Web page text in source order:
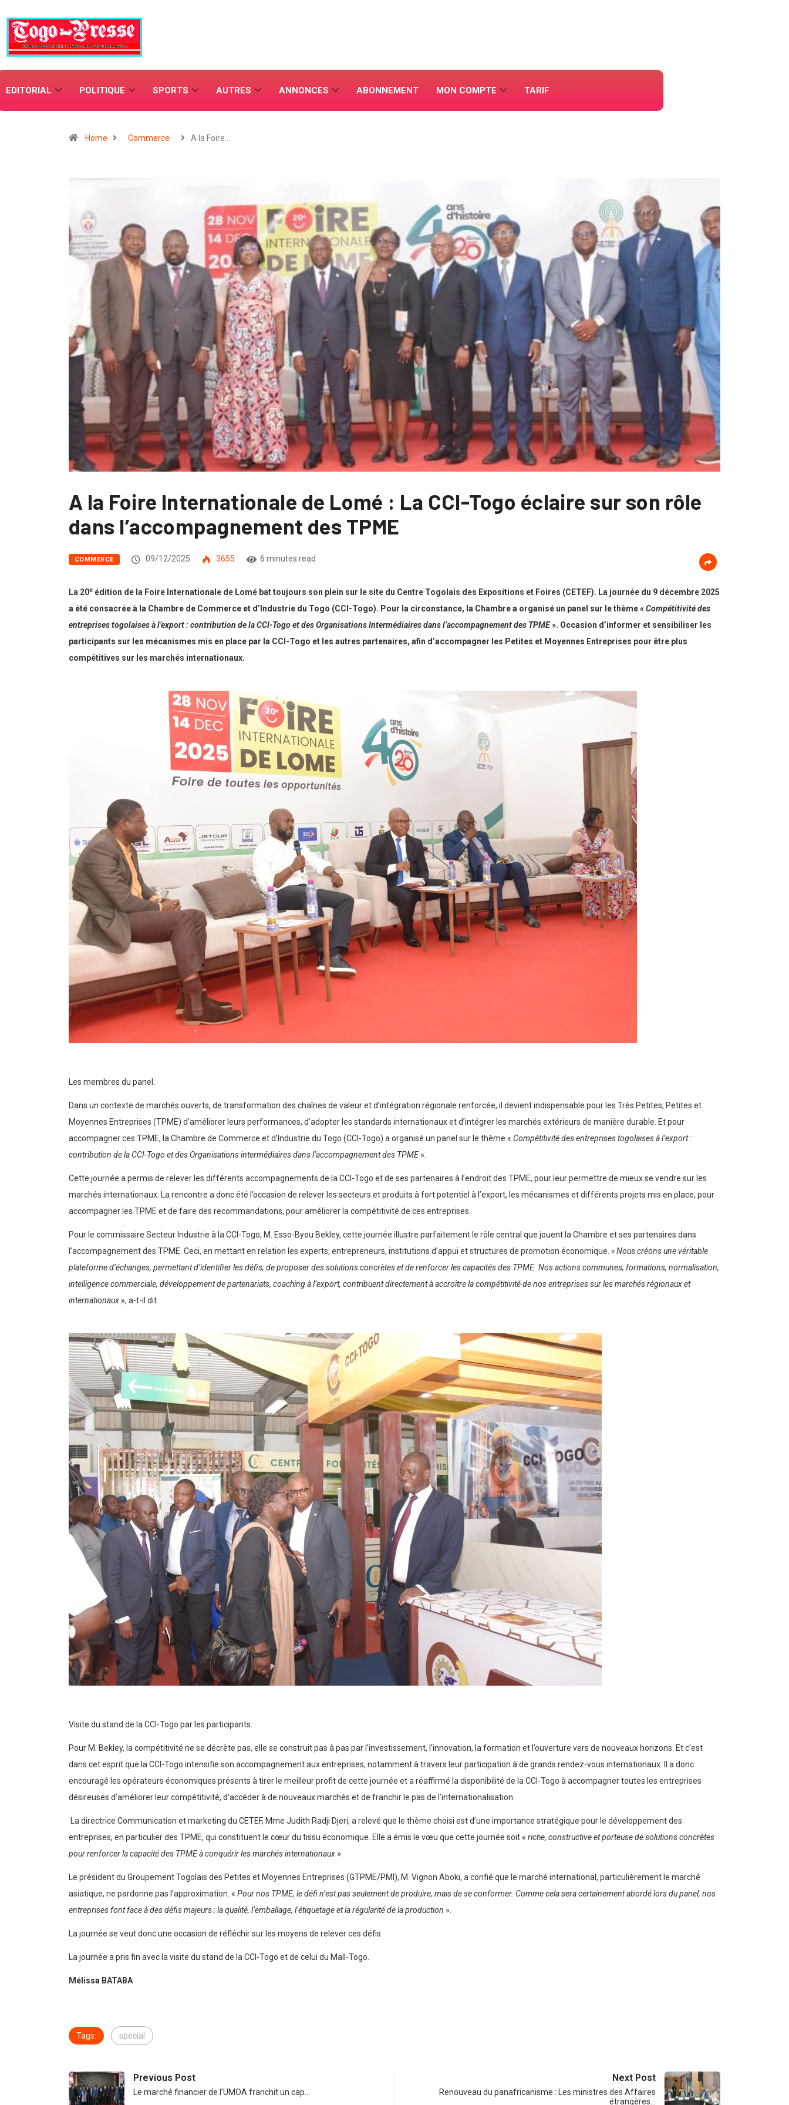
EDITORIAL POLITIQUE SPORTS AUTRES ANNONCES ABONNEMENT MON COMPTE TARIF
Home Commerce A la Foire…
A la Foire Internationale de Lomé : La CCI-Togo éclaire sur son rôle
dans l’accompagnement des TPME
COMMERCE 09/12/2025 3655 6 minutes read
La 20e édition de la Foire Internationale de Lomé bat toujours son plein sur le site du Centre Togolais des Expositions et Foires (CETEF). La journée du 9 décembre 2025
a été consacrée à la Chambre de Commerce et d’Industrie du Togo (CCI-Togo). Pour la circonstance, la Chambre a organisé un panel sur le thème «Compétitivité des
entreprises togolaises à l’export : contribution de la CCI-Togo et des Organisations Intermédiaires dans l’accompagnement des TPME». Occasion d’informer et sensibiliser les
participants sur les mécanismes mis en place par la CCI-Togo et les autres partenaires, afin d’accompagner les Petites et Moyennes Entreprises pour être plus
compétitives sur les marchés internationaux.
Les membres du panel.
Dans un contexte de marchés ouverts, de transformation des chaînes de valeur et d’intégration régionale renforcée, il devient indispensable pour les Très Petites, Petites et
Moyennes Entreprises (TPME) d’améliorer leurs performances, d’adopter les standards internationaux et d’intégrer les marchés extérieurs de manière durable. Et pour
accompagner ces TPME, la Chambre de Commerce et d’Industrie du Togo (CCI-Togo) a organisé un panel sur le thème « Compétitivité des entreprises togolaises à l’export :
contribution de la CCI-Togo et des Organisations intermédiaires dans l’accompagnement des TPME».
Cette journée a permis de relever les différents accompagnements de la CCI-Togo et de ses partenaires à l’endroit des TPME, pour leur permettre de mieux se vendre sur les
marchés internationaux. La rencontre a donc été l’occasion de relever les secteurs et produits à fort potentiel à l’export, les mécanismes et différents projets mis en place, pour
accompagner les TPME et de faire des recommandations, pour améliorer la compétitivité de ces entreprises.
Pour le commissaire Secteur Industrie à la CCI-Togo, M. Esso-Byou Bekley, cette journée illustre parfaitement le rôle central que jouent la Chambre et ses partenaires dans
l’accompagnement des TPME. Ceci, en mettant en relation les experts, entrepreneurs, institutions d’appui et structures de promotion économique. « Nous créons une véritable
plateforme d’échanges, permettant d’identifier les défis, de proposer des solutions concrètes et de renforcer les capacités des TPME. Nos actions communes, formations, normalisation,
intelligence commerciale, développement de partenariats, coaching à l’export, contribuent directement à accroître la compétitivité de nos entreprises sur les marchés régionaux et
internationaux », a-t-il dit.
Visite du stand de la CCI-Togo par les participants.
Pour M. Bekley, la compétitivité ne se décrète pas, elle se construit pas à pas par l’investissement, l’innovation, la formation et l’ouverture vers de nouveaux horizons. Et c’est
dans cet esprit que la CCI-Togo intensifie son accompagnement aux entreprises, notamment à travers leur participation à de grands rendez-vous internationaux. Il a donc
encouragé les opérateurs économiques présents à tirer le meilleur profit de cette journée et a réaffirmé la disponibilité de la CCI-Togo à accompagner toutes les entreprises
désireuses d’améliorer leur compétitivité, d’accéder à de nouveaux marchés et de franchir le pas de l’internationalisation.
La directrice Communication et marketing du CETEF, Mme Judith Radji Djeri, a relevé que le thème choisi est d’une importance stratégique pour le développement des
entreprises, en particulier des TPME, qui constituent le cœur du tissu économique. Elle a émis le vœu que cette journée soit « riche, constructive et porteuse de solutions concrètes
pour renforcer la capacité des TPME à conquérir les marchés internationaux ».
Le président du Groupement Togolais des Petites et Moyennes Entreprises (GTPME/PMI), M. Vignon Aboki, a confié que le marché international, particulièrement le marché
asiatique, ne pardonne pas l’approximation. « Pour nos TPME, le défi n’est pas seulement de produire, mais de se conformer. Comme cela sera certainement abordé lors du panel, nos
entreprises font face à des défis majeurs ; la qualité, l’emballage, l’étiquetage et la régularité de la production ».
La journée se veut donc une occasion de réfléchir sur les moyens de relever ces défis.
La journée a pris fin avec la visite du stand de la CCI-Togo et de celui du Mall-Togo.
Mélissa BATABA
Tags: special
Previous Post
Le marché financier de l’UMOA franchit un cap…
Next Post
Renouveau du panafricanisme : Les ministres des Affaires
étrangères…